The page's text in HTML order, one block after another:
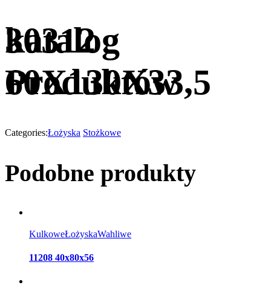
katalog
Produktów
30312
60X130X33,5
Categories:Łożyska Stożkowe
Podobne produkty
KulkoweŁożyskaWahliwe
11208 40x80x56